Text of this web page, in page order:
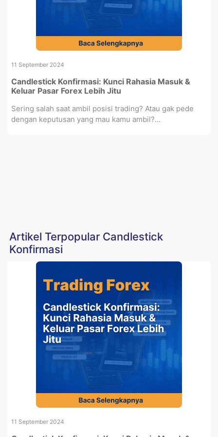
11 September 2024
Candlestick Konfirmasi: Kunci Rahasia Masuk &
Keluar Pasar Forex Lebih Jitu
Sering salah saat ambil posisi trading? Atau gak pede
dengan keputusan yang mau kamu ambil?...
Artikel Terpopular Candlestick
Konfirmasi
11 September 2024